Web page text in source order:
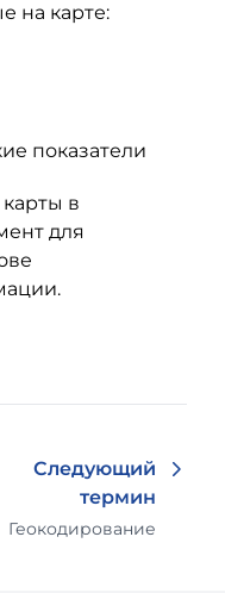
на карте:
показатели
в
для
Следующий
термин
Геокодирование